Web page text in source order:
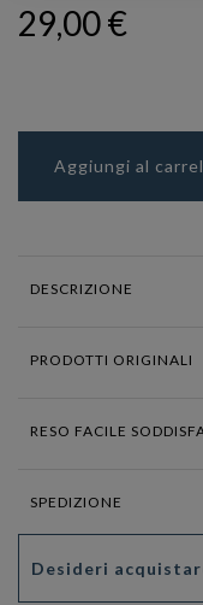
29,00 €
Aggiungi al
DESCRIZIONE
PRODOTTI ORIGINALI
RESO FACILE
SPEDIZIONE
Desideri